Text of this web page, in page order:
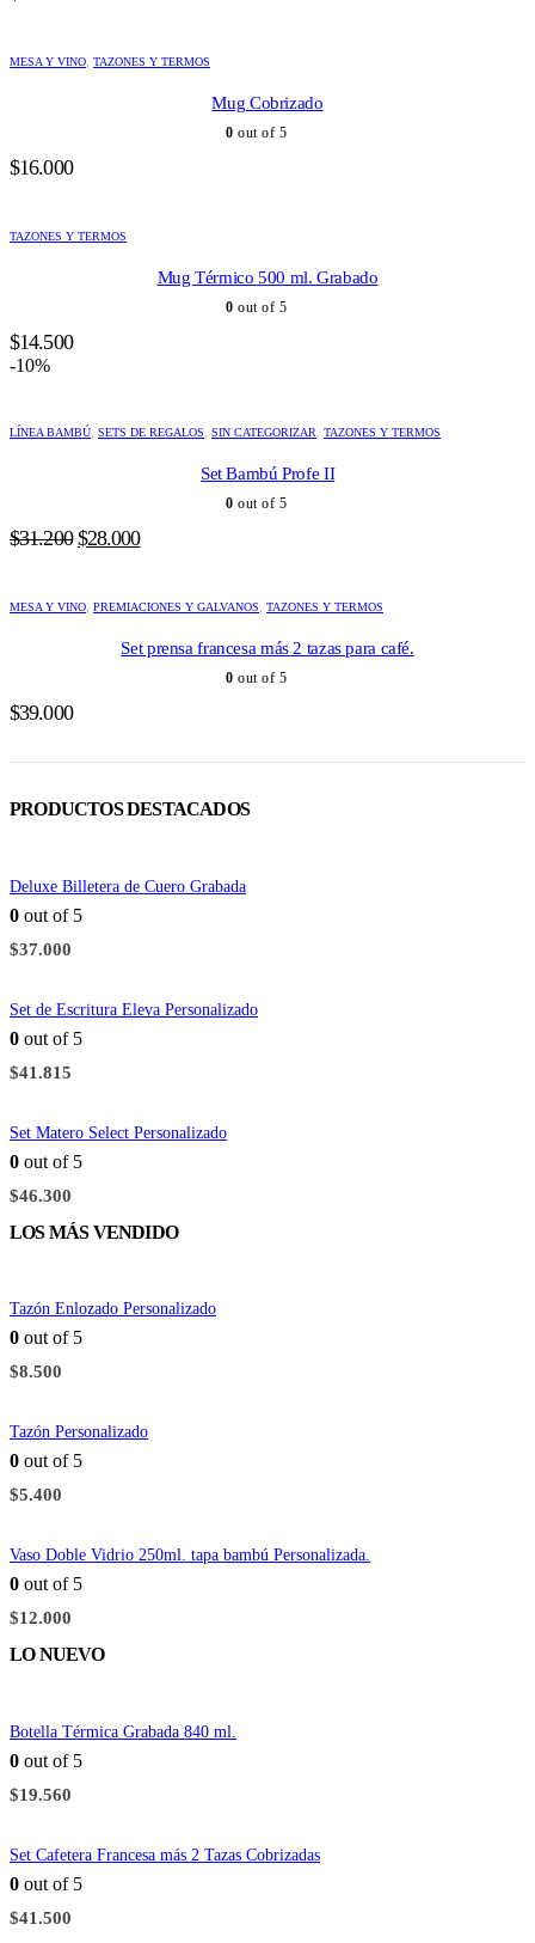
MESA Y VINO, TAZONES Y TERMOS
Mug Cobrizado
0 out of 5
$16.000
TAZONES Y TERMOS
Mug Térmico 500 ml. Grabado
0 out of 5
$14.500
-10%
LÍNEA BAMBÚ, SETS DE REGALOS, SIN CATEGORIZAR, TAZONES Y TERMOS
Set Bambú Profe II
0 out of 5
$31.200 El
era:
$31.200.
$28.000El
es:
$28.000.
MESA Y VINO, PREMIACIONES Y GALVANOS, TAZONES Y TERMOS
Set prensa francesa más 2 tazas para café.
0 out of 5
$39.000
PRODUCTOS DESTACADOS
Deluxe Billetera de Cuero Grabada
0 out of 5
$37.000
Set de Escritura Eleva Personalizado
0 out of 5
$41.815
Set Matero Select Personalizado
0 out of 5
$46.300
LOS MÁS VENDIDO
Tazón Enlozado Personalizado
0 out of 5
$8.500
Tazón Personalizado
0 out of 5
$5.400
Vaso Doble Vidrio 250ml. tapa bambú Personalizada.
0 out of 5
$12.000
LO NUEVO
Botella Térmica Grabada 840 ml.
0 out of 5
$19.560
Set Cafetera Francesa más 2 Tazas Cobrizadas
0 out of 5
$41.500